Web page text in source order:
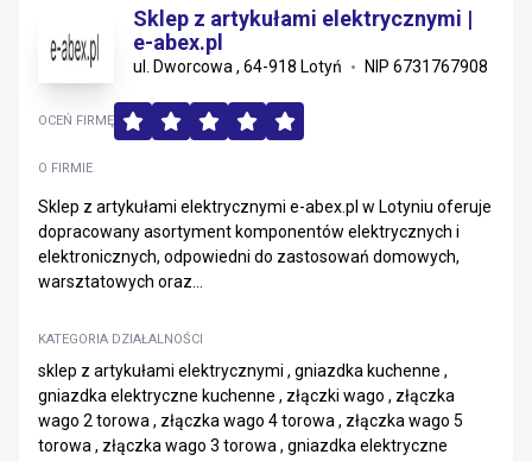
Ogrzewanie, klimatyzacja i wentylacja
Maszyny rolnicze i leśne
Sklep z artykułami elektrycznymi |
e-abex.pl
ul. Dworcowa , 64-918 Lotyń NIP 6731767908
O FIRMIE
Sklep z artykułami elektrycznymi e-abex.pl w Lotyniu oferuje
dopracowany asortyment komponentów elektrycznych i
elektronicznych, odpowiedni do zastosowań domowych,
warsztatowych oraz...
KATEGORIA DZIAŁALNOŚCI
sklep z artykułami elektrycznymi , gniazdka kuchenne ,
gniazdka elektryczne kuchenne , złączki wago , złączka
wago 2 torowa , złączka wago 4 torowa , złączka wago 5
torowa , złączka wago 3 torowa , gniazdka elektryczne
OCEŃ FIRMĘ